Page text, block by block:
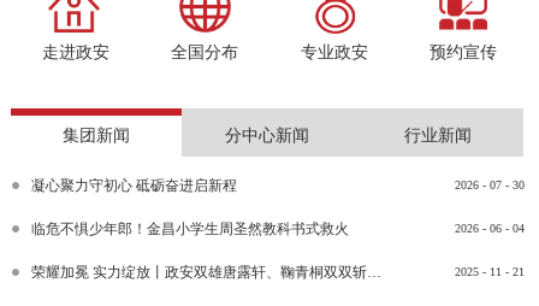
走进政安 全国分布 专业政安 预约宣传
集团新闻 分中心新闻 行业新闻
2026 - 07 - 30
凝心聚力守初心 砥砺奋进启新程
2026 - 06 - 04
临危不惧少年郎！金昌小学生周圣然教科书式救火
2025 - 11 - 21
荣耀加冕 实力绽放丨政安双雄唐露轩、鞠青桐双双斩获“渝消蓝盾讲师团金牌讲师”比武竞赛决赛大奖